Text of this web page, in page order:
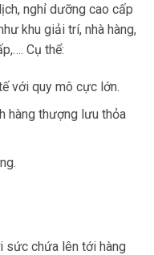
nghỉ dưỡng cao cấp
khu giải trí, nhà hàng,
Cụ thể:
với quy mô cực lớn.
hàng thượng lưu thỏa
sức chứa lên tới hàng